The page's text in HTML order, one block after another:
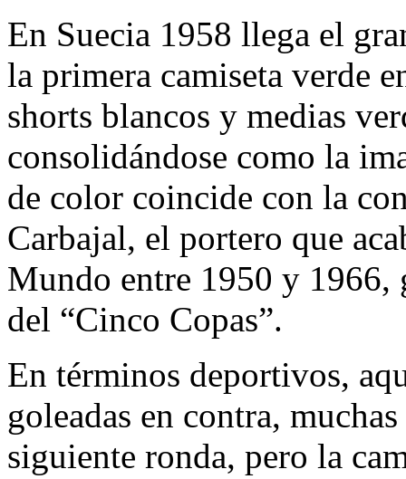
En Suecia 1958 llega el
la primera camiseta verde
shorts blancos y medias
consolidándose como la
de color coincide con la
Carbajal, el portero que
Mundo entre 1950 y 1966,
del “Cinco Copas”.
En términos deportivos,
goleadas en contra,
siguiente ronda, pero la